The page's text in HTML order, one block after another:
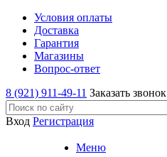
Условия оплаты
Доставка
Гарантия
Магазины
Вопрос-ответ
8 (921) 911-49-11 Заказать звонок
Вход Регистрация
Меню